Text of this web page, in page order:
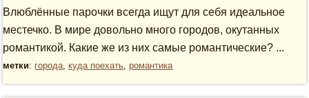
Влюблённые парочки всегда ищут для себя идеальное
местечко. В мире довольно много городов, окутанных
романтикой. Какие же из них самые романтические? ...
метки: города,куда поехать,романтика